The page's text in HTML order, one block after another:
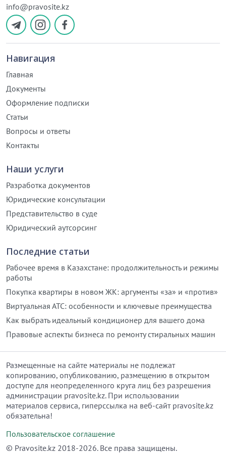
info@pravosite.kz
Навигация
Главная
Документы
Оформление подписки
Статьи
Вопросы и ответы
Контакты
Наши услуги
Разработка документов
Юридические консультации
Представительство в суде
Юридический аутсорсинг
Последние статьи
Рабочее время в Казахстане: продолжительность и режимы
работы
Покупка квартиры в новом ЖК: аргументы «за» и «против»
Виртуальная АТС: особенности и ключевые преимущества
Как выбрать идеальный кондиционер для вашего дома
Правовые аспекты бизнеса по ремонту стиральных машин
Размещенные на сайте материалы не подлежат
копированию, опубликованию, размещению в открытом
доступе для неопределенного круга лиц без разрешения
администрации pravosite.kz. При использовании
материалов сервиса, гиперссылка на веб-сайт pravosite.kz
обязательна!
Пользовательское соглашение
© Рravosite.kz 2018-2026. Все права защищены.